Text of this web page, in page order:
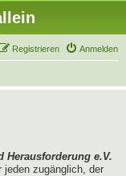
Anmelden
Registrieren
Herausforderung e.V.
zugänglich, der